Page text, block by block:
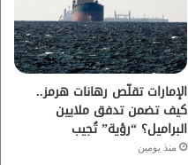
و
ب
ق
ر
ا
م
الإمارات تقلّص رهانات هرمز..
كيف تضمن تدفق ملايين
البراميل؟ “رؤية” تُجيب
منذ يومين